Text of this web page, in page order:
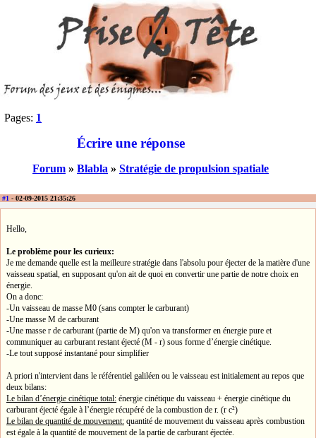
Pages: 1
Écrire une réponse
Forum » Blabla » Stratégie de propulsion spatiale
#1 - 02-09-2015 21:35:26
Hello,
Le problème pour les curieux:
Je me demande quelle est la meilleure stratégie dans l'absolu pour éjecter de la matière d'une
vaisseau spatial, en supposant qu'on ait de quoi en convertir une partie de notre choix en
énergie.
On a donc:
-Un vaisseau de masse M0 (sans compter le carburant)
-Une masse M de carburant
-Une masse r de carburant (partie de M) qu'on va transformer en énergie pure et
communiquer au carburant restant éjecté (M - r) sous forme d’énergie cinétique.
-Le tout supposé instantané pour simplifier
A priori n'intervient dans le référentiel galiléen ou le vaisseau est initialement au repos que
deux bilans:
Le bilan d’énergie cinétique total: énergie cinétique du vaisseau + énergie cinétique du
carburant éjecté égale à l’énergie récupéré de la combustion de r. (r c²)
Le bilan de quantité de mouvement: quantité de mouvement du vaisseau après combustion
est égale à la quantité de mouvement de la partie de carburant éjectée.